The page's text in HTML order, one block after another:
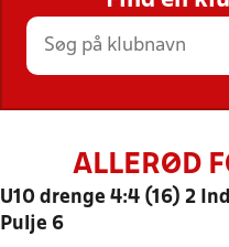
ALLERØD
U10 drenge 4:4 (16) 2
Pulje 6